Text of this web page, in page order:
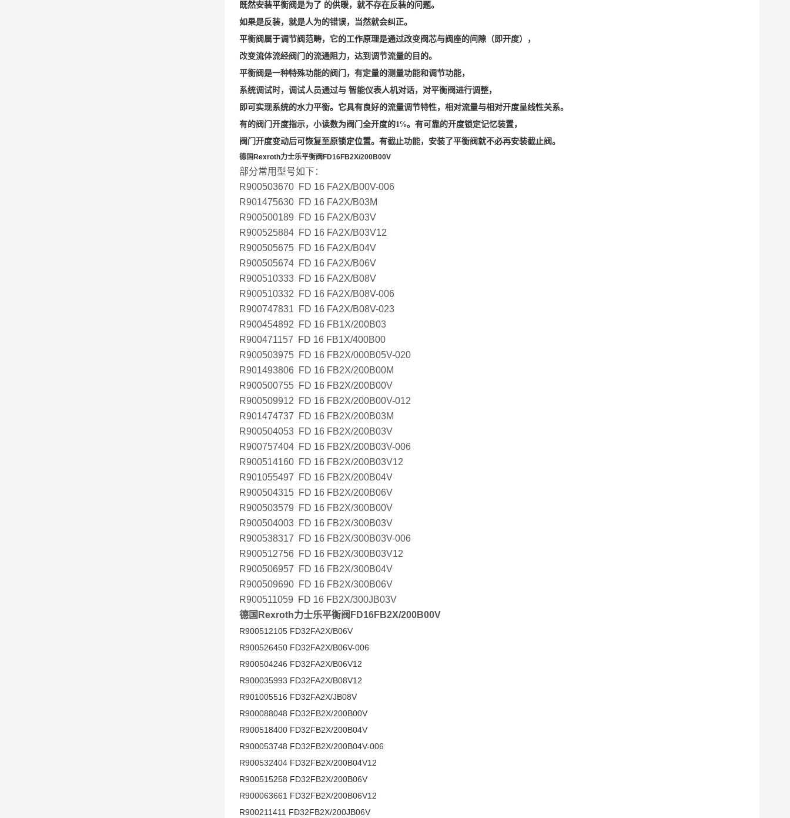
既然安装平衡阀是为了 的供暖，就不存在反装的问题。
如果是反装，就是人为的错误，当然就会纠正。
平衡阀属于调节阀范畴，它的工作原理是通过改变阀芯与阀座的间隙（即开度），
改变流体流经阀门的流通阻力，达到调节流量的目的。
平衡阀是一种特殊功能的阀门，有定量的测量功能和调节功能，
系统调试时，调试人员通过与 智能仪表人机对话，对平衡阀进行调整，
即可实现系统的水力平衡。它具有良好的流量调节特性，相对流量与相对开度呈线性关系。
有的阀门开度指示， 小读数为阀门全开度的1℅。有可靠的开度锁定记忆装置，
阀门开度变动后可恢复至原锁定位置。有截止功能，安装了平衡阀就不必再安装截止阀。
德国Rexroth力士乐平衡阀FD16FB2X/200B00V
部分常用型号如下：
R900503670 FD 16 FA2X/B00V-006
R901475630 FD 16 FA2X/B03M
R900500189 FD 16 FA2X/B03V
R900525884 FD 16 FA2X/B03V12
R900505675 FD 16 FA2X/B04V
R900505674 FD 16 FA2X/B06V
R900510333 FD 16 FA2X/B08V
R900510332 FD 16 FA2X/B08V-006
R900747831 FD 16 FA2X/B08V-023
R900454892 FD 16 FB1X/200B03
R900471157 FD 16 FB1X/400B00
R900503975 FD 16 FB2X/000B05V-020
R901493806 FD 16 FB2X/200B00M
R900500755 FD 16 FB2X/200B00V
R900509912 FD 16 FB2X/200B00V-012
R901474737 FD 16 FB2X/200B03M
R900504053 FD 16 FB2X/200B03V
R900757404 FD 16 FB2X/200B03V-006
R900514160 FD 16 FB2X/200B03V12
R901055497 FD 16 FB2X/200B04V
R900504315 FD 16 FB2X/200B06V
R900503579 FD 16 FB2X/300B00V
R900504003 FD 16 FB2X/300B03V
R900538317 FD 16 FB2X/300B03V-006
R900512756 FD 16 FB2X/300B03V12
R900506957 FD 16 FB2X/300B04V
R900509690 FD 16 FB2X/300B06V
R900511059 FD 16 FB2X/300JB03V
德国Rexroth力士乐平衡阀FD16FB2X/200B00V
R900512105 FD32FA2X/B06V
R900526450 FD32FA2X/B06V-006
R900504246 FD32FA2X/B06V12
R900035993 FD32FA2X/B08V12
R901005516 FD32FA2X/JB08V
R900088048 FD32FB2X/200B00V
R900518400 FD32FB2X/200B04V
R900053748 FD32FB2X/200B04V-006
R900532404 FD32FB2X/200B04V12
R900515258 FD32FB2X/200B06V
R900063661 FD32FB2X/200B06V12
R900211411 FD32FB2X/200JB06V